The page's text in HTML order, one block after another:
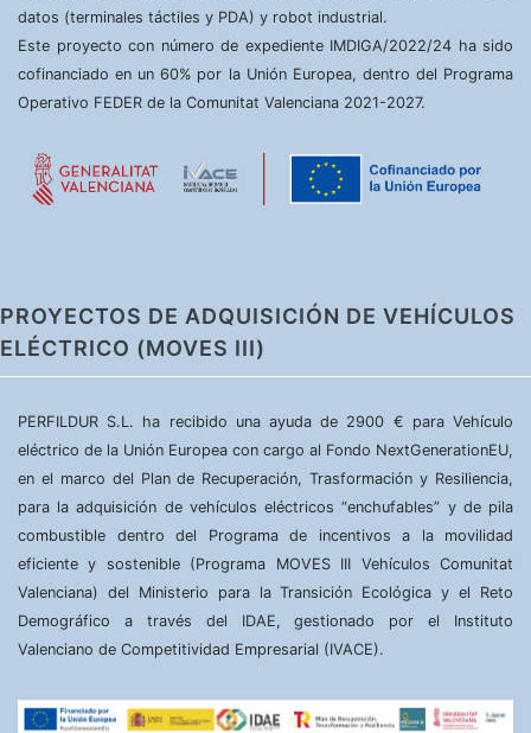
datos (terminales táctiles y PDA) y robot industrial.
Este proyecto con número de expediente IMDIGA/2022/24 ha sido
cofinanciado en un 60% por la Unión Europea, dentro del Programa
Operativo FEDER de la Comunitat Valenciana 2021-2027.
PROYECTOS DE ADQUISICIÓN DE VEHÍCULOS
ELÉCTRICO (MOVES III)
PERFILDUR S.L. ha recibido una ayuda de 2900 € para Vehículo
eléctrico de la Unión Europea con cargo al Fondo NextGenerationEU,
en el marco del Plan de Recuperación, Trasformación y Resiliencia,
para la adquisición de vehículos eléctricos “enchufables” y de pila
combustible dentro del Programa de incentivos a la movilidad
eficiente y sostenible (Programa MOVES III Vehículos Comunitat
Valenciana) del Ministerio para la Transición Ecológica y el Reto
Demográfico a través del IDAE, gestionado por el Instituto
Valenciano de Competitividad Empresarial (IVACE).